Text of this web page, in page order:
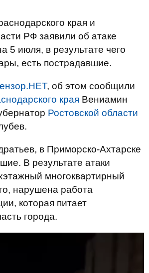
края и
РФ заявили об атаке
5 июля, в результате чего
есть пострадавшие.
, об этом сообщили
края Вениамин
Ростовской области
в Приморско-Ахтарске
В результате атаки
многоквартирный
нарушена работа
которая питает
города.